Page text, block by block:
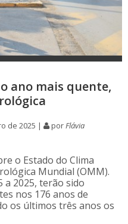
ano mais quente,
de 2025 | porFlávia
o Estado do Clima
Mundial (OMM).
a 2025, terão sido
nos 176 anos de
os últimos três anos os